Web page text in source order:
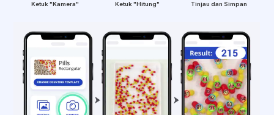
Ketuk "Kamera" Ketuk "Hitung" Tinjau dan Simpan